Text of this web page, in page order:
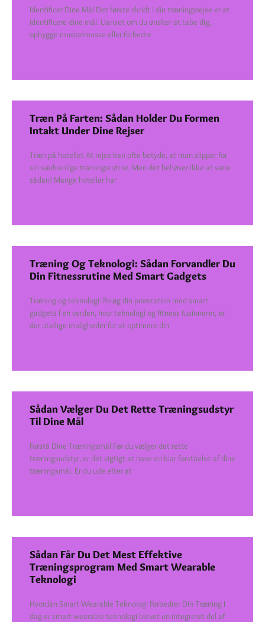
Identificer Dine Mål Det første skridt i din træningsrejse er at
identificere dine mål. Uanset om du ønsker at tabe dig,
opbygge muskelmasse eller forbedre
Træn På Farten: Sådan Holder Du Formen
Intakt Under Dine Rejser
Træn på hotellet At rejse kan ofte betyde, at man slipper for
sin sædvanlige træningsrutine. Men det behøver ikke at være
sådan! Mange hoteller har
Træning Og Teknologi: Sådan Forvandler Du
Din Fitnessrutine Med Smart Gadgets
Træning og teknologi: Forøg din præstation med smart
gadgets I en verden, hvor teknologi og fitness fusionerer, er
der utallige muligheder for at optimere din
Sådan Vælger Du Det Rette Træningsudstyr
Til Dine Mål
Forstå Dine Træningsmål Før du vælger det rette
træningsudstyr, er det vigtigt at have en klar forståelse af dine
træningsmål. Er du ude efter at
Sådan Får Du Det Mest Effektive
Træningsprogram Med Smart Wearable
Teknologi
Hvordan Smart Wearable Teknologi Forbedrer Din Træning I
dag er smart wearable teknologi blevet en integreret del af